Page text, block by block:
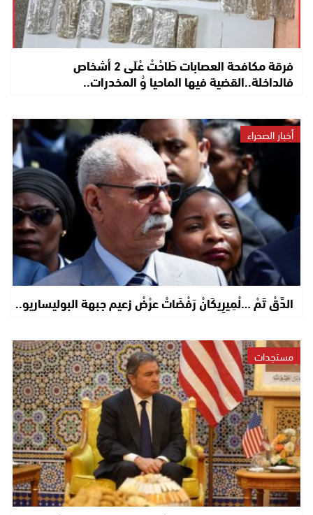
فرقة مكافحة العصابات طَاحْتْ عْلَى 2 أشخاص
فالداخلة..القضية فيها الماحيا وُ المخدرات..
أخبار الصحراء
الدَّقْ تَمْ …لْمِيرِيكَانْ رَفْضَاتْ عرْضْ زعيم جبهة البوليساريو..
مستجدات